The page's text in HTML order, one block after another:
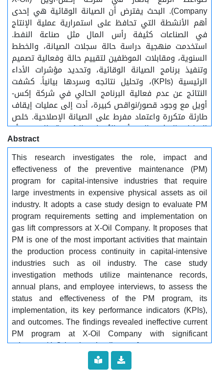
Company). البحث يفترض أن الصيانة الوقائية هي إحدى
أهم الأنشطة التي تحافظ على استمرارية عملية الإنتاج
في الصناعات كثيفة رأس المال مثل صناعة النفط.
استخدمت منهجية دراسة حالة سجلات الصيانة، والخطط
السنوية، ومقابلات الموظفين لتقييم حالة وفعالية تصميم
وتنفيذ برنامج الصيانة الوقائية، وتحديد مؤشرات الأداء
الرئيسية (KPIs)، وتحليل نتائجه وسردها بيانياً. كشفت
النتائج عن عدم فعالية البرنامج الحالي في شركة إكس-
أويل مع وجود قصور/نواقص كبيرة، أدت إلى عمليات إيقاف
طارئة متكررة واعتماد مفرط على الصيانة الإصلاحية. خلص
التحليل البحثي إلى أن الأسباب الرئيسية للقصور أو
النواقص مرتبطة بالتقليل من شأن الدور الهام للصيانة
الوقائية، وعدم كفاية تعريف متطلبات برنامج الصيانة
الوقائية، وعدم توفير نظام متكامل وفعال لإدارة الصيانة
الالي. كتوصية، تقدم الدراسة مجموعة من الإرشادات
والحلول كمقترحات لتعزيز ممارسات الصيانة الوقائية، من
خلال التركيز على التخطيط لدورة الحياة، ودمج التكنولوجيا،
وتدريب إدارة الأصول الهندسية. يسلط البحث الضوء على
الدور الاستراتيجي لمواءمة تخطيط الصيانة الوقائية مع
الأهداف التشغيلية لتقليل تكلفة دورة حياة الأصول،
وتحسين موثوقيتها، وضمان استمرارية الإنتاج لتحقيق
الربحية. تساهم هذه الرؤى في تطوير أفضل الممارسات
في إدارة الصيانة لمنشآت استخراج النفط على وجه
الخصوص، والصناعات كثيفة الأصول بشكل عام...............
الكلمات المفتاحية:........... الصيانة الوقائية، متطلبات
الصيانة، ضواغط رفع الغاز، أداء الاصول، خفض التكاليف،
موثوقية الاصول.
Abstract
This research investigates the role, impact and
effectiveness of the preventive maintenance (PM)
program for capital-intensive industries that require
large investments in expensive physical assets as oil
industry. It adopts a case study design to evaluate PM
program requirements setting and implementation on
gas lift compressors at X-Oil Company. It proposes that
PM is one of the most important activities that maintain
the production process continuity in capital-intensive
industries such as oil industry. The case study
investigation methods utilize maintenance records,
annual plans, and employee interviews, to assess the
status and effectiveness of the PM program, its
implementation, its key performance indicators (KPIs),
and outcomes. The findings revealed ineffective current
PM program at X-Oil Company with significant
adequacy/deficiencies, leading to frequent emergency
shutdowns and over-reliance on corrective
maintenance. The research analysis concludes that the